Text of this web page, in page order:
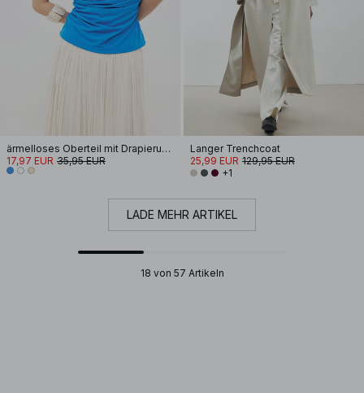
ärmelloses Oberteil mit Drapierung vorne
17,97 EUR 35,95 EUR
Langer Trenchcoat
25,99 EUR 129,95 EUR
+1
LADE MEHR ARTIKEL
18 von 57 Artikeln